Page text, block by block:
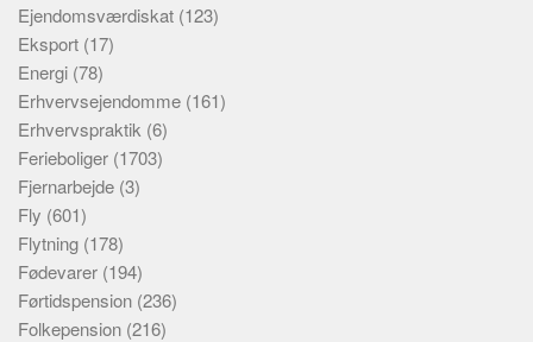
Ejendomsværdiskat (123)
Eksport (17)
Energi (78)
Erhvervsejendomme (161)
Erhvervspraktik (6)
Ferieboliger (1703)
Fjernarbejde (3)
Fly (601)
Flytning (178)
Fødevarer (194)
Førtidspension (236)
Folkepension (216)